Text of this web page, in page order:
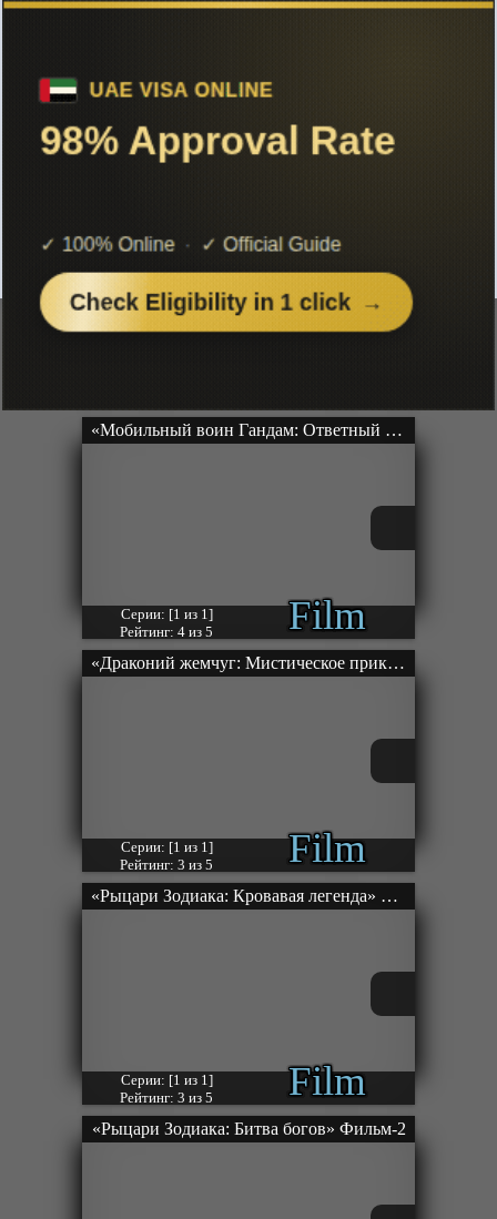
Список аниме 1988 года
Чтобы не терять с нами связь,
подписывайся на наш
Telegram
Серии: [1 из 1]
Рейтинг: 4 из 5
Film
«Мобильный воин Гандам: Ответный удар Чара» Фильм-1
Серии: [1 из 1]
Рейтинг: 3 из 5
Film
«Драконий жемчуг: Мистическое приключение» Фильм-3
Серии: [1 из 1]
Рейтинг: 3 из 5
Film
«Рыцари Зодиака: Кровавая легенда» Фильм-3
«Рыцари Зодиака: Битва богов» Фильм-2